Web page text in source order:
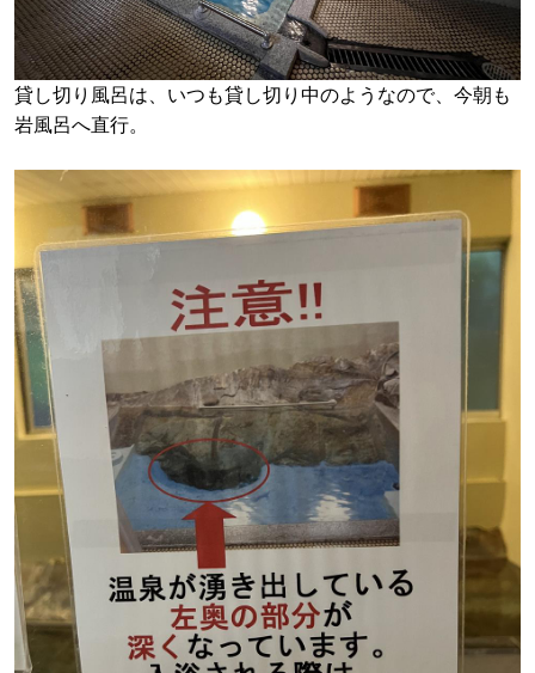
貸し切り風呂は、いつも貸し切り中のようなので、今朝も
岩風呂へ直行。